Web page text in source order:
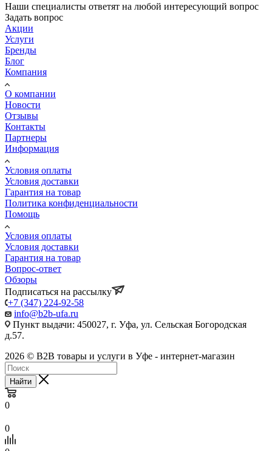
Наши специалисты ответят на любой интересующий вопрос
Задать вопрос
Акции
Услуги
Бренды
Блог
Компания
О компании
Новости
Отзывы
Контакты
Партнеры
Информация
Условия оплаты
Условия доставки
Гарантия на товар
Политика конфиденциальности
Помощь
Условия оплаты
Условия доставки
Гарантия на товар
Вопрос-ответ
Обзоры
Подписаться на рассылку
+7 (347) 224-92-58
info@b2b-ufa.ru
Пункт выдачи: 450027, г. Уфа, ул. Сельская Богородская
д.57.
2026 © B2B товары и услуги в Уфе - интернет-магазин
Найти
0
0